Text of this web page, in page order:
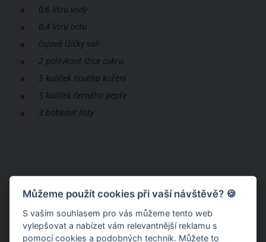
0,6 litru vody
0,4 litru octu
čajová lžičky soli
2 polévkové lžíce cukru
5 kuliček nového koření
5 kuliček černého pepře
3 bobkové listy
Můžeme použít cookies při vaší návštěvě? 🍪
S vaším souhlasem pro vás můžeme tento web
vylepšovat a nabízet vám relevantnější reklamu s
pomocí cookies a podobných technik. Můžete to